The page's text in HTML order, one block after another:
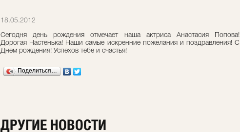
18.05.2012
Сегодня день рождения отмечает наша актриса Анастасия Попова!
Дорогая Настенька! Наши самые искренние пожелания и поздравления! С
Днем рождения! Успехов тебе и счастья!
Поделиться…
ДРУГИЕ НОВОСТИ